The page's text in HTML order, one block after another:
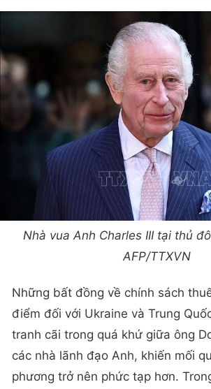
Nhà vua Anh Charles III tại thủ
AFP/TTXVN
Những bất đồng về chính sách
điểm đối với Ukraine và Trung
tranh cãi trong quá khứ giữa ông
các nhà lãnh đạo Anh, khiến mối
phương trở nên phức tạp hơn.